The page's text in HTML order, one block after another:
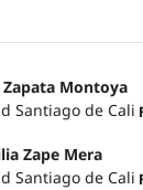
Montoya
Santiago de Cali
Zape Mera
Santiago de Cali